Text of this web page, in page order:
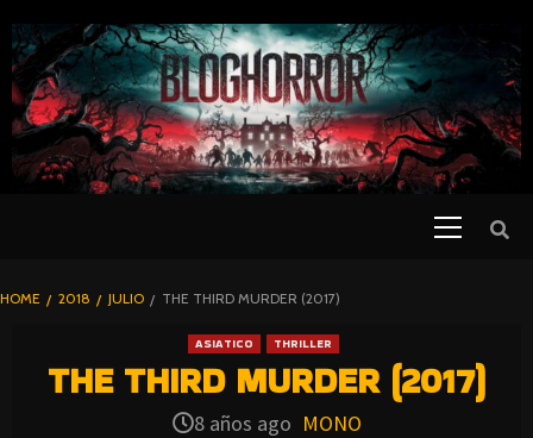
TO
CONTENT
BLOGHORROR
HOME 2018 JULIO THE THIRD MURDER (2017)
ASIATICO THRILLER
THE THIRD MURDER (2017)
8 años ago MONO